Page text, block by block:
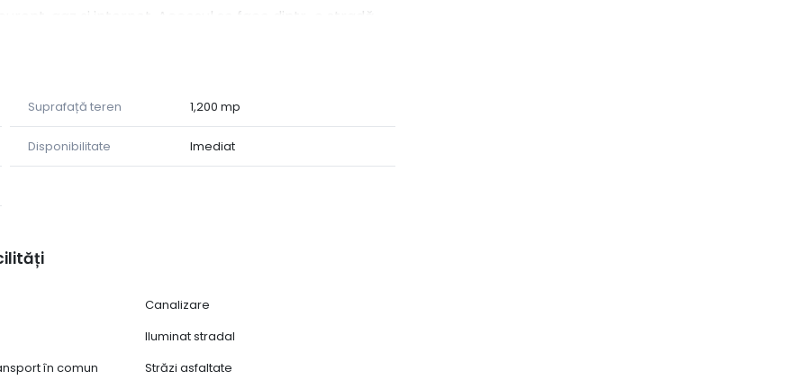
gaz și internet. Accesul se face dintr-o stradă
și valoarea viitoare a proprietății.
autentică a Mărginimii Sibiului și un amplasament cu
Suprafață teren 1,200 mp
Disponibilitate Imediat
Canalizare
Iluminat stradal
în comun
Străzi asfaltate